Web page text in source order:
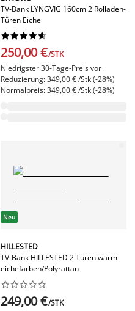
TV-Bank LYNGVIG 160cm 2 Rolladen-
Türen Eiche






250,00 €/STK
Niedrigster 30-Tage-Preis vor
Reduzierung: 349,00 € /Stk (-28%)
Normalpreis: 349,00 € /Stk (-28%)
Neu
HILLESTED
TV-Bank HILLESTED 2 Türen warm
eichefarben/Polyrattan






249,00 €/STK